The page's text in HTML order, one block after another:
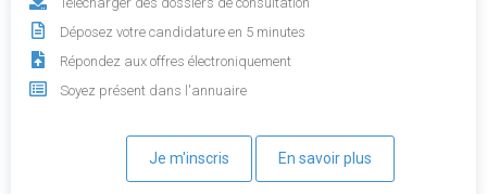
Déposez votre candidature en 5 minutes
Répondez aux offres électroniquement
Soyez présent dans l'annuaire
Je m'inscris En savoir plus